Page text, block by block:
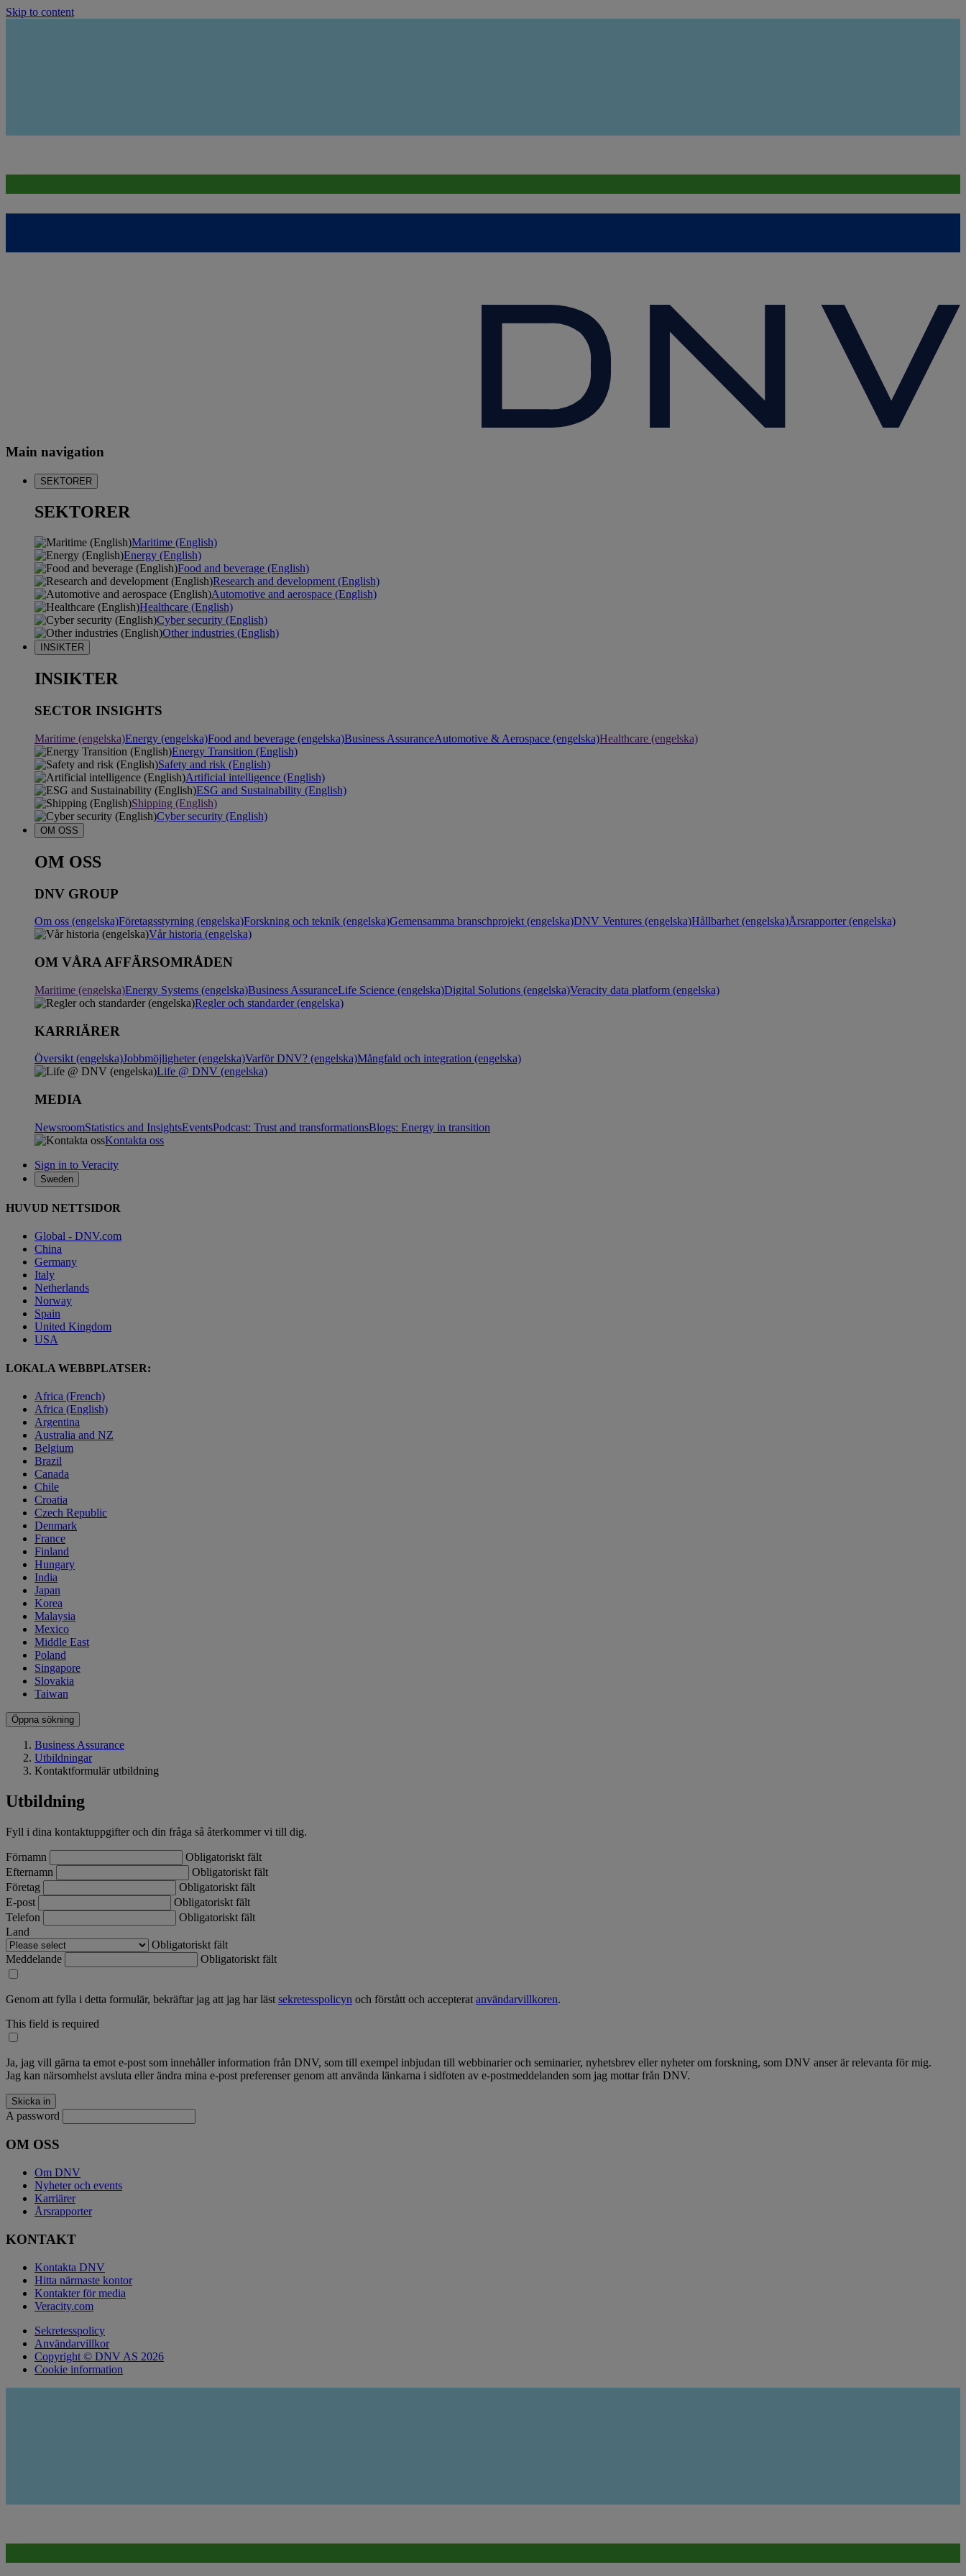
Skip to content
Main navigation
SEKTORER
SEKTORER
Maritime (English)
Energy (English)
Food and beverage (English)
Research and development (English)
Automotive and aerospace (English)
Healthcare (English)
Cyber security (English)
Other industries (English)
INSIKTER
INSIKTER
SECTOR INSIGHTS
Maritime (engelska)Energy (engelska)Food and beverage (engelska)Business AssuranceAutomotive & Aerospace (engelska)Healthcare (engelska)
Energy Transition (English)
Safety and risk (English)
Artificial intelligence (English)
ESG and Sustainability (English)
Shipping (English)
Cyber security (English)
OM OSS
OM OSS
DNV GROUP
Om oss (engelska)Företagsstyrning (engelska)Forskning och teknik (engelska)Gemensamma branschprojekt (engelska)DNV Ventures (engelska)Hållbarhet (engelska)Årsrapporter (engelska)
Vår historia (engelska)
OM VÅRA AFFÄRSOMRÅDEN
Maritime (engelska)Energy Systems (engelska)Business AssuranceLife Science (engelska)Digital Solutions (engelska)Veracity data platform (engelska)
Regler och standarder (engelska)
KARRIÄRER
Översikt (engelska)Jobbmöjligheter (engelska)Varför DNV? (engelska)Mångfald och integration (engelska)
Life @ DNV (engelska)
MEDIA
NewsroomStatistics and InsightsEventsPodcast: Trust and transformationsBlogs: Energy in transition
Kontakta oss
Sign in to Veracity
Sweden
HUVUD NETTSIDOR
Global - DNV.com
China
Germany
Italy
Netherlands
Norway
Spain
United Kingdom
USA
LOKALA WEBBPLATSER:
Africa (French)
Africa (English)
Argentina
Australia and NZ
Belgium
Brazil
Canada
Chile
Croatia
Czech Republic
Denmark
France
Finland
Hungary
India
Japan
Korea
Malaysia
Mexico
Middle East
Poland
Singapore
Slovakia
Taiwan
Öppna sökning
Business Assurance
Utbildningar
Kontaktformulär utbildning
Utbildning
Fyll i dina kontaktuppgifter och din fråga så återkommer vi till dig.
Förnamn
Obligatoriskt fält
Efternamn
Obligatoriskt fält
Företag
Obligatoriskt fält
E-post
Obligatoriskt fält
Telefon
Obligatoriskt fält
Land
Obligatoriskt fält
Meddelande
Obligatoriskt fält
Genom att fylla i detta formulär, bekräftar jag att jag har läst sekretesspolicyn och förstått och accepterat användarvillkoren.
This field is required
Ja, jag vill gärna ta emot e-post som innehåller information från DNV, som till exempel inbjudan till webbinarier och seminarier, nyhetsbrev eller nyheter om forskning, som DNV anser är relevanta för mig.
Jag kan närsomhelst avsluta eller ändra mina e-post preferenser genom att använda länkarna i sidfoten av e-postmeddelanden som jag mottar från DNV.
A password
OM OSS
Om DNV
Nyheter och events
Karriärer
Årsrapporter
KONTAKT
Kontakta DNV
Hitta närmaste kontor
Kontakter för media
Veracity.com
Sekretesspolicy
Användarvillkor
Copyright © DNV AS 2026
Cookie information